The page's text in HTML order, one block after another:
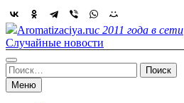
Skip
to
content
Aromatizaciya.ruс 2011 года в сети
Случайные новости
Найти:
Меню